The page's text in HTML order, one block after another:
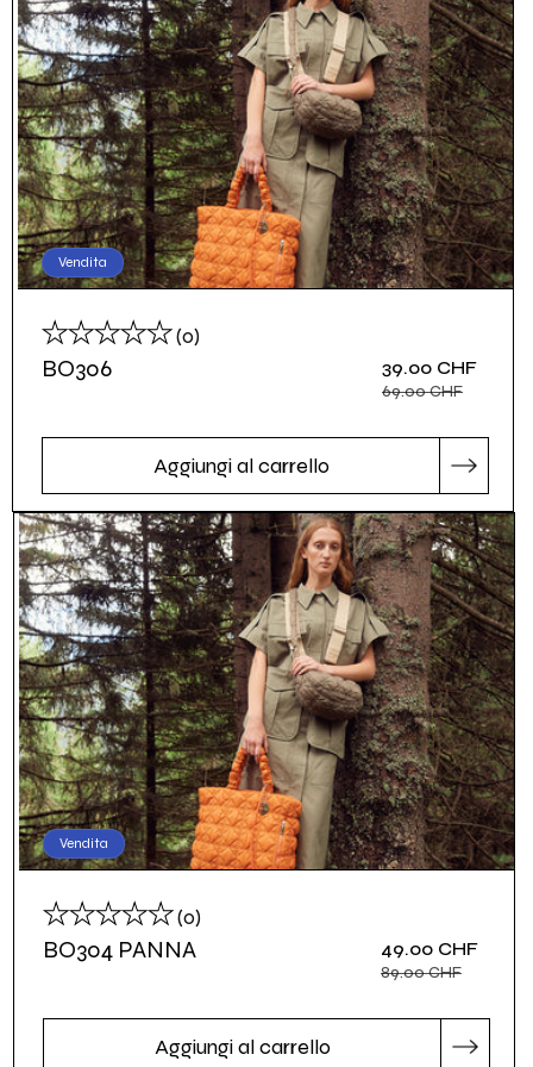
Vendita
(0)recensioni
BO306
Prezzo
scontato
39.00 CHF
Prezzo
di
69.00 CHF
Aggiungi al carrello
Vendita
(0)recensioni
BO304 PANNA
Prezzo
scontato
49.00 CHF
Prezzo
di
89.00 CHF
Aggiungi al carrello